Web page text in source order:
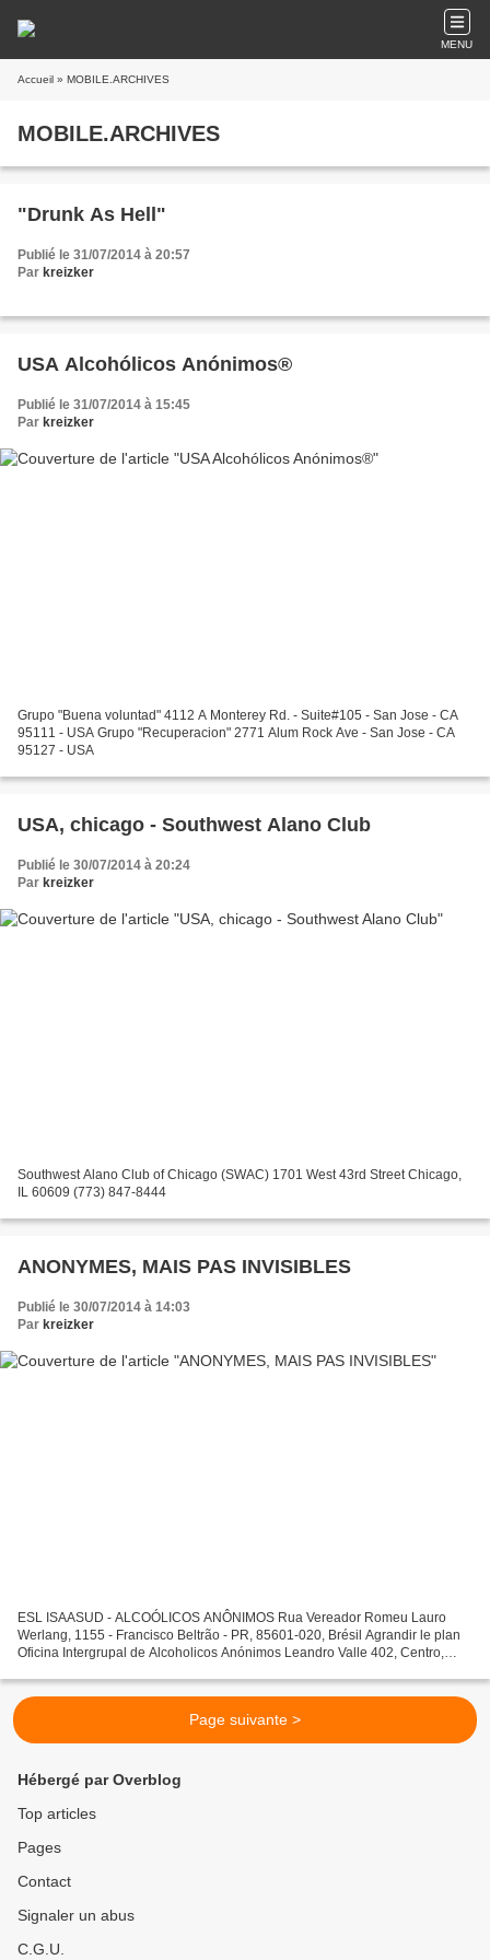
MENU
Accueil » MOBILE.ARCHIVES
MOBILE.ARCHIVES
"Drunk As Hell"
Publié le 31/07/2014 à 20:57
Par kreizker
USA Alcohólicos Anónimos®
Publié le 31/07/2014 à 15:45
Par kreizker
Grupo "Buena voluntad" 4112 A Monterey Rd. - Suite#105 - San Jose - CA
95111 - USA Grupo "Recuperacion" 2771 Alum Rock Ave - San Jose - CA
95127 - USA
USA, chicago - Southwest Alano Club
Publié le 30/07/2014 à 20:24
Par kreizker
Southwest Alano Club of Chicago (SWAC) 1701 West 43rd Street Chicago,
IL 60609 (773) 847-8444
ANONYMES, MAIS PAS INVISIBLES
Publié le 30/07/2014 à 14:03
Par kreizker
ESL ISAASUD - ALCOÓLICOS ANÔNIMOS Rua Vereador Romeu Lauro
Werlang, 1155 - Francisco Beltrão - PR, 85601-020, Brésil Agrandir le plan
Oficina Intergrupal de Alcoholicos Anónimos Leandro Valle 402, Centro,
Page suivante >
Hébergé par Overblog
Top articles
Pages
Contact
Signaler un abus
C.G.U.